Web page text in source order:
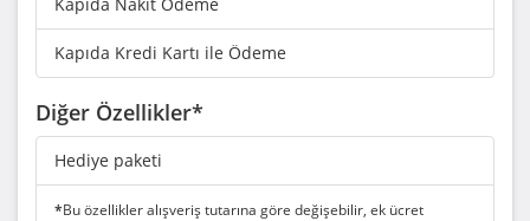
Kapıda Kredi Kartı ile Ödeme
Diğer Özellikler*
Hediye paketi
*Bu özellikler alışveriş tutarına göre değişebilir, ek ücret